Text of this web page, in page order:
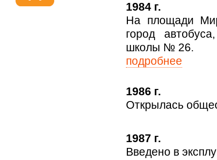
1984 г.
На площади
город
школы № 26.
подробнее
1986 г.
Открылась
1987 г.
Введено в